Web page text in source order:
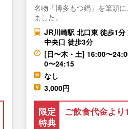
名物「博多もつ鍋」を筆頭
ました。
JR川崎駅 北口東 徒歩1
中央口 徒歩3分
[日〜木・土] 16:00〜
0〜24:15
なし
3,000円
限定
特典
ご飲食代金より